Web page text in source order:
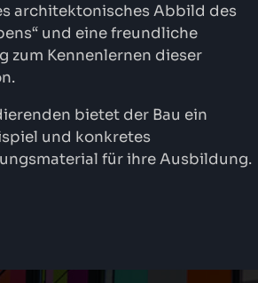
architektonisches Abbild des
und eine freundliche
zum Kennenlernen dieser
bietet der Bau ein
und konkretes
für ihre Ausbildung.